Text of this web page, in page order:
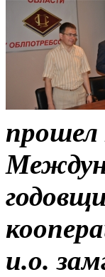
прошел
и.о.